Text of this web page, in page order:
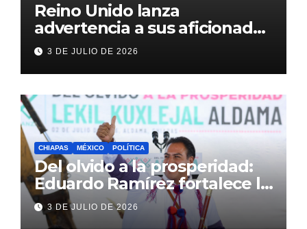
Reino Unido lanza
advertencia a sus aficionados
antes del México vs
Inglaterra en el Mundial 2026
3 DE JULIO DE 2026
CHIAPAS MÉXICO POLÍTICA
Del olvido a la prosperidad:
Eduardo Ramírez fortalece la
transformación de Aldama
con inversión histórica
3 DE JULIO DE 2026